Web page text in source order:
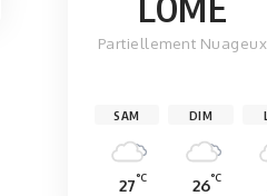
Partiellement Nuageux
SAM
27°C
DIM
26°C